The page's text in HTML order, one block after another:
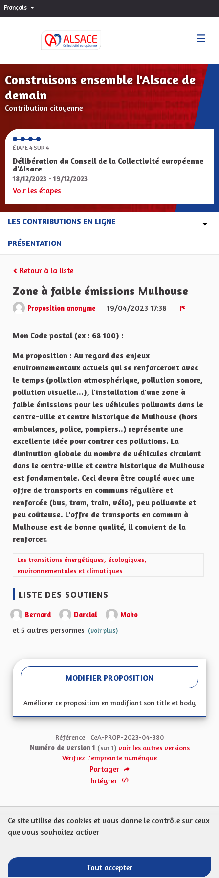
Français Choisir la langue
Construisons ensemble l'Alsace de
demain
Contribution citoyenne
ÉTAPE 4 SUR 4
Délibération du Conseil de la Collectivité européenne
d'Alsace
18/12/2023 - 19/12/2023
Voir les étapes
LES CONTRIBUTIONS EN LIGNE
PRÉSENTATION
Retour à la liste
Zone à faible émissions Mulhouse
Proposition anonyme
19/04/2023 17:38
Mon Code postal (ex : 68 100) :
Ma proposition : Au regard des enjeux
environnementaux actuels qui se renforceront avec
le temps (pollution atmosphérique, pollution sonore,
pollution visuelle...), l'installation d'une zone à
faible émissions pour les véhicules polluants dans le
centre-ville et centre historique de Mulhouse (hors
ambulances, police, pompiers..) représente une
excellente idée pour contrer ces pollutions. La
diminution globale du nombre de véhicules circulant
dans le centre-ville et centre historique de Mulhouse
est fondamentale. Ceci devra être couplé avec une
offre de transports en communs régulière et
renforcée (bus, tram, train, vélo), peu polluante et
peu coûteuse. L'offre de transports en commun à
Mulhouse est de bonne qualité, il convient de la
renforcer.
Filtrer les résultats de la catégorie : Les transitions
Les transitions énergétiques, écologiques,
environnementales et climatiques
LISTE DES SOUTIENS
Bernard Darcial Mako
et 5 autres personnes (voir plus)
MODIFIER PROPOSITION
Améliorer ce proposition en modifiant son title et body
Référence : CeA-PROP-2023-04-380
Numéro de version 1 (sur 1) voir les autres versions
Vérifiez l'empreinte numérique
Partager
Intégrer
Protection des Données
Télécharger les fichiers Open Data
Ce site utilise des cookies et vous donne le contrôle sur ceux
que vous souhaitez activer
Tout accepter